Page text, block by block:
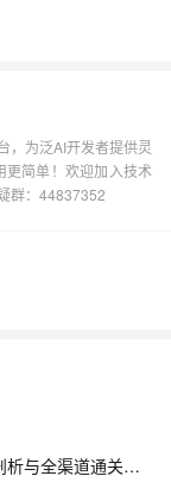
，为泛AI开发者提供灵
更简单！欢迎加入技术
群：44837352
海外用户如何进行阿里云账号实名认证：痛点剖析与全渠道通关指南！！！